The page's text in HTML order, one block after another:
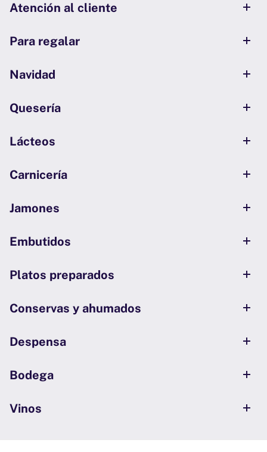
Atención al cliente
Para regalar
Navidad
Quesería
Lácteos
Carnicería
Jamones
Embutidos
Platos preparados
Conservas y ahumados
Despensa
Bodega
Vinos